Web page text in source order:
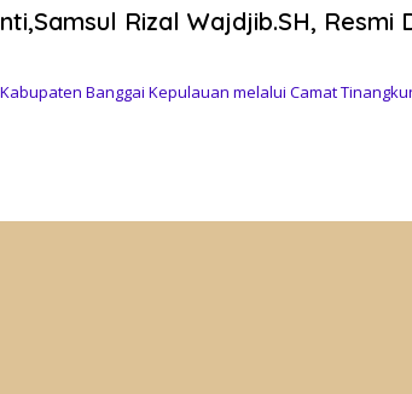
Rizal Wajdjib.SH, Resmi
Banggai Kepulauan melalui Camat